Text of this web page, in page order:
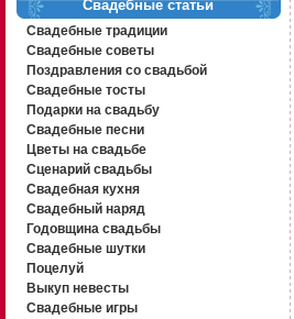
Свадебные статьи
Свадебные традиции
Свадебные советы
Поздравления со свадьбой
Свадебные тосты
Подарки на свадьбу
Свадебные песни
Цветы на свадьбе
Сценарий свадьбы
Свадебная кухня
Свадебный наряд
Годовщина свадьбы
Свадебные шутки
Поцелуй
Выкуп невесты
Свадебные игры